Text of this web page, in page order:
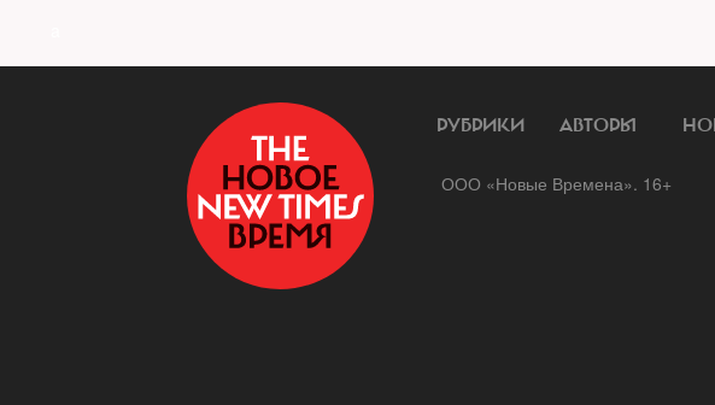
РУБРИКИ АВТОРЫ
ООО «Новые Времена». 16+